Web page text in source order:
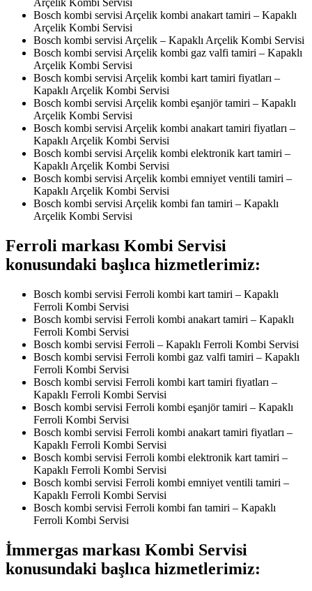
Arçelik Kombi Servisi
Bosch kombi servisi Arçelik kombi anakart tamiri – Kapaklı
Arçelik Kombi Servisi
Bosch kombi servisi Arçelik – Kapaklı Arçelik Kombi Servisi
Bosch kombi servisi Arçelik kombi gaz valfi tamiri – Kapaklı
Arçelik Kombi Servisi
Bosch kombi servisi Arçelik kombi kart tamiri fiyatları –
Kapaklı Arçelik Kombi Servisi
Bosch kombi servisi Arçelik kombi eşanjör tamiri – Kapaklı
Arçelik Kombi Servisi
Bosch kombi servisi Arçelik kombi anakart tamiri fiyatları –
Kapaklı Arçelik Kombi Servisi
Bosch kombi servisi Arçelik kombi elektronik kart tamiri –
Kapaklı Arçelik Kombi Servisi
Bosch kombi servisi Arçelik kombi emniyet ventili tamiri –
Kapaklı Arçelik Kombi Servisi
Bosch kombi servisi Arçelik kombi fan tamiri – Kapaklı
Arçelik Kombi Servisi
Ferroli markası Kombi Servisi
konusundaki başlıca hizmetlerimiz:
Bosch kombi servisi Ferroli kombi kart tamiri – Kapaklı
Ferroli Kombi Servisi
Bosch kombi servisi Ferroli kombi anakart tamiri – Kapaklı
Ferroli Kombi Servisi
Bosch kombi servisi Ferroli – Kapaklı Ferroli Kombi Servisi
Bosch kombi servisi Ferroli kombi gaz valfi tamiri – Kapaklı
Ferroli Kombi Servisi
Bosch kombi servisi Ferroli kombi kart tamiri fiyatları –
Kapaklı Ferroli Kombi Servisi
Bosch kombi servisi Ferroli kombi eşanjör tamiri – Kapaklı
Ferroli Kombi Servisi
Bosch kombi servisi Ferroli kombi anakart tamiri fiyatları –
Kapaklı Ferroli Kombi Servisi
Bosch kombi servisi Ferroli kombi elektronik kart tamiri –
Kapaklı Ferroli Kombi Servisi
Bosch kombi servisi Ferroli kombi emniyet ventili tamiri –
Kapaklı Ferroli Kombi Servisi
Bosch kombi servisi Ferroli kombi fan tamiri – Kapaklı
Ferroli Kombi Servisi
İmmergas markası Kombi Servisi
konusundaki başlıca hizmetlerimiz: